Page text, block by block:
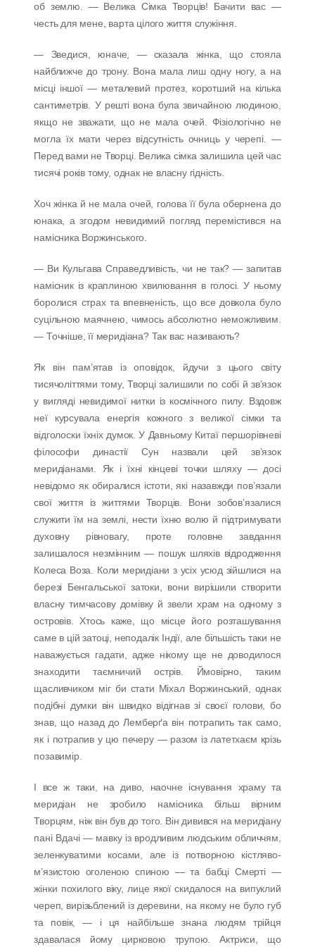
об землю. — Велика Сімка Творців! Бачити вас —
честь для мене, варта цілого життя служіння.
— Зведися, юначе, — сказала жінка, що стояла
найближче до трону. Вона мала лиш одну ногу, а на
місці іншої — металевий протез, коротший на кілька
сантиметрів. У решті вона була звичайною людиною,
якщо не зважати, що не мала очей. Фізіологічно не
могла їх мати через відсутність очниць у черепі. —
Перед вами не Творці. Велика сімка залишила цей час
тисячі років тому, однак не власну гідність.
Хоч жінка й не мала очей, голова її була обернена до
юнака, а згодом невидимий погляд перемістився на
намісника Воржинського.
— Ви Кульгава Справедливість, чи не так? — запитав
намісник із краплиною хвилювання в голосі. У ньому
боролися страх та впевненість, що все довкола було
суцільною маячнею, чимось абсолютно неможливим.
— Точніше, її меридіана? Так вас називають?
Як він пам’ятав із оповідок, йдучи з цього світу
тисячоліттями тому, Творці залишили по собі й зв’язок
у вигляді невидимої нитки із космічного пилу. Вздовж
неї курсувала енергія кожного з великої сімки та
відголоски їхніх думок. У Давньому Китаї першорівневі
філософи династії Сун назвали цей зв’язок
меридіанами. Як і їхні кінцеві точки шляху — досі
невідомо як обиралися істоти, які назавжди пов’язали
свої життя із життями Творців. Вони зобов’язалися
служити їм на землі, нести їхню волю й підтримувати
духовну рівновагу, проте головне завдання
залишалося незмінним — пошук шляхів відродження
Колеса Воза. Коли меридіани з усіх усюд зійшлися на
березі Бенгальської затоки, вони вирішили створити
власну тимчасову домівку й звели храм на одному з
островів. Хтось каже, що місце його розташування
саме в цій затоці, неподалік Індії, але більшість таки не
наважується гадати, адже нікому ще не доводилося
знаходити таємничий острів. Ймовірно, таким
щасливчиком міг би стати Міхал Воржинський, однак
подібні думки він швидко відігнав зі своєї голови, бо
знав, що назад до Лемберґа він потрапить так само,
як і потрапив у цю печеру — разом із латетхаєм крізь
позавимір.
І все ж таки, на диво, наочне існування храму та
меридіан не зробило намісника більш вірним
Творцям, ніж він був до того. Він дивився на меридіану
пані Вдачі — мавку із вродливим людським обличчям,
зеленкуватими косами, але із потворною кістляво-
м’язистою оголеною спиною — та бабці Смерті —
жінки похилого віку, лице якої скидалося на випуклий
череп, вирізьблений із деревини, на якому не було губ
та повік, — і ця найбільше знана людям трійця
здавалася йому цирковою трупою. Актриси, що